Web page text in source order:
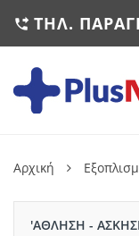
 ΤΗΛ.
Αρχική
'ΑΘΛΗΣΗ -